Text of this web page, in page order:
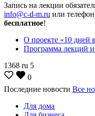
Запись на лекции
info@c-d-m.ru или
бесплатное!
О проекте «10 дней
Программа лекций и
1368 ru 5
0
Последние новости Все
Для дома